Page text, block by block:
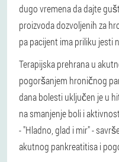
dugo vremena da dajte
proizvoda dozvoljenih za
pa pacijent ima priliku jesti
Terapijska prehrana u
pogoršanjem hroničnog
dana bolesti uključen je u
na smanjenje boli i
- "Hladno, glad i mir" -
akutnog pankreatitisa i